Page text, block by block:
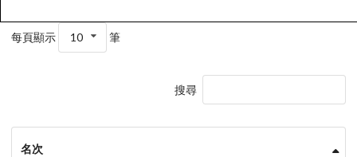
每頁顯示 10 筆
搜尋
名次